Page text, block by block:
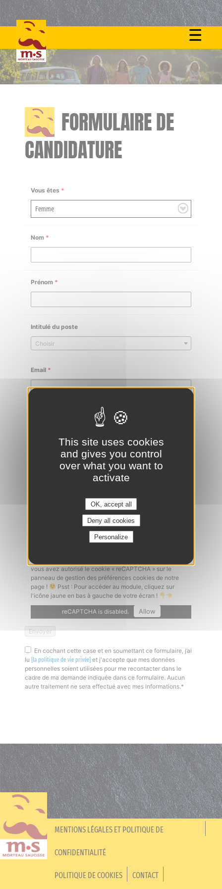
Skip
FORMULAIRE DE
CANDIDATURE
Vous êtes *
Nom *
Prénom *
Intitulé du poste
Choisir
Email *
Ajouter un CV*
Un problème à l'envoi de votre candidature ? Vérifiez que
vous avez autorisé le cookie « reCAPTCHA » sur le
panneau de gestion des préférences cookies de notre
page !
Psst : Pour accéder au module, cliquez sur
l'icône jaune en bas à gauche de votre écran !
reCAPTCHA is disabled. Allow
En cochant cette case et en soumettant ce formulaire, j’ai
lu
[la politique de vie privée] et j'accepte que mes données
personnelles soient utilisées pour me recontacter dans le
cadre de ma demande indiquée dans ce formulaire. Aucun
autre traitement ne sera effectué avec mes informations.*
MENTIONS LÉGALES ET POLITIQUE DE
CONFIDENTIALITÉ
POLITIQUE DE COOKIES CONTACT
This site uses cookies
and gives you control
over what you want to
activate
OK, accept all
Deny all cookies
Personalize